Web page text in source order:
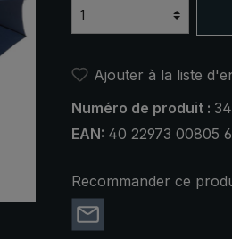
Ajouter à la liste
Numéro de produit :
EAN: 40 22973 00805 6
Recommander ce